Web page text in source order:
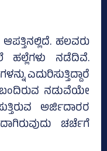
ಹಲವರು
ಹಲ್ಲೆಗಳು ನಡೆದಿವೆ.
ಎದುರಿಸುತ್ತಿದ್ದಾರೆ
ನಡುವೆಯೇ
ಅರ್ಜಿದಾರರ
ಚರ್ಚೆಗೆ